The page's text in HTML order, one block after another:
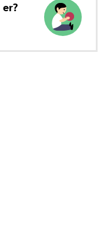
soorten opvang